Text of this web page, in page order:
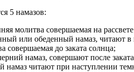
5 намазов:
молитва совершаемая на
или обеденный намаз, читают в
совершаемая до заката солнца;
намаз, совершают после
читают при наступлении